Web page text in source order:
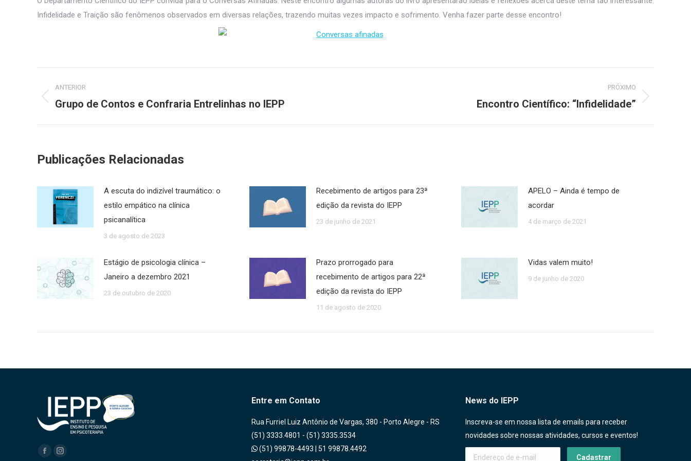
Infidelidade e Traição são fenômenos observados em diversas relações, trazendo muitas vezes impacto e sofrimento. Venha fazer parte desse encontro!
de
ANTERIOR
Post
Grupo de Contos e Confraria Entrelinhas no IEPP
PRÓXIMO
Encontro Científico: “Infidelidade”
Publicações Relacionadas
A escuta do indizível traumático: o
estilo empático na clínica
psicanalítica
3 de agosto de 2023
Recebimento de artigos para 23ª
edição da revista do IEPP
23 de junho de 2021
APELO – Ainda é tempo de
acordar
4 de março de 2021
Estágio de psicologia clínica –
Janeiro a dezembro 2021
23 de outubro de 2020
Prazo prorrogado para
recebimento de artigos para 22ª
edição da revista do IEPP
11 de agosto de 2020
Vidas valem muito!
9 de junho de 2020
Encontre-nos em:
FacebookInstagram
Entre em Contato
Rua Furriel Luiz Antônio de Vargas, 380 - Porto Alegre - RS
(51) 3333.4801 - (51) 3335.3534
(51) 99878-4493
51 99878.4492
News do IEPP
Inscreva-se em nossa lista de emails para receber
novidades sobre nossas atividades, cursos e eventos!